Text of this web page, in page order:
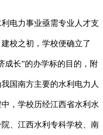
电力事业亟需专业人才支
校之初，学校便确立了
成长”的办学标的目的，附
国南方主要的水利电力人
，学校历经江西省水利水
、江西水利专科学校、南